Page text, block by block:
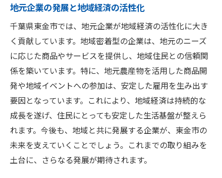
キャリア形成に必要なスキルとは何か
地域の職業訓練施設の活用法
未来を拓く第一歩東金市での安定した職業選び
のポイント
安定した未来を築くための職業選びのポイ
ント
千葉県東金市での職業選びの成功事例
未来を見据えた職業選択の重要性
地域特性を踏まえた職業選びのステップ
東金市での職業選択における重要な要素
地元企業の発展と地域経済の活性化
千葉県東金市では、地元企業が地域経済の活性化に大き
く貢献しています。地域密着型の企業は、地元のニーズ
に応じた商品やサービスを提供し、地域住民との信頼関
係を築いています。特に、地元農産物を活用した商品開
発や地域イベントへの参加は、安定した雇用を生み出す
要因となっています。これにより、地域経済は持続的な
成長を遂げ、住民にとっても安定した生活基盤が整えら
れます。今後も、地域と共に発展する企業が、東金市の
未来を支えていくことでしょう。これまでの取り組みを
土台に、さらなる発展が期待されます。